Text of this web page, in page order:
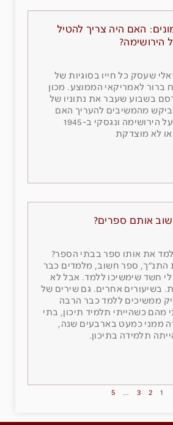
האם היה צריך להטיל
הירושימה?
שעסק כל חייו בסוגיות של
ברור לאמריקאי הממוצע. מכון
בשבוע שעבר את נתוניו של
מהמשיבים להעריך האם
הטלת הפצצות על הירושימה ונגסקי ב-1945
לא מוצדקת
אותם ספרים?
את אותו ספר בבתי הספר?
ספר חשוב, מלמדים כבר
לי חשד שימשיכו ללמד. אבל לא
בשיעורים אחרים. גם שירים של
ממשיכים ללמד כבר הרבה
מהם כשהייתי תלמיד תיכון, בתי
ממני כמעט בארבעים שנה,
תלמידה בתיכון.
1
2
3
…
5